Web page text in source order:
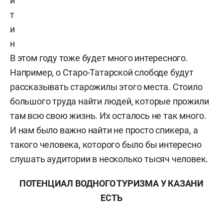
т
и
н
В этом году тоже будет много интересного.
Например, о Старо-Татарской слободе будут
рассказывать старожилы этого места. Стоило
большого труда найти людей, которые прожили
там всю свою жизнь. Их осталось не так много.
И нам было важно найти не просто спикера, а
такого человека, которого было бы интересно
слушать аудитории в несколько тысяч человек.
ПОТЕНЦИАЛ ВОДНОГО ТУРИЗМА У КАЗАНИ
ЕСТЬ